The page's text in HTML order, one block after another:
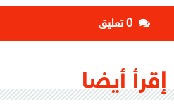
‫0 تعليق
إقرأ أيضا